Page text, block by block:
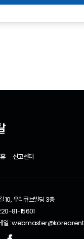
신고센터
10, 우리큐브빌딩 3층
81-15601
메일 :